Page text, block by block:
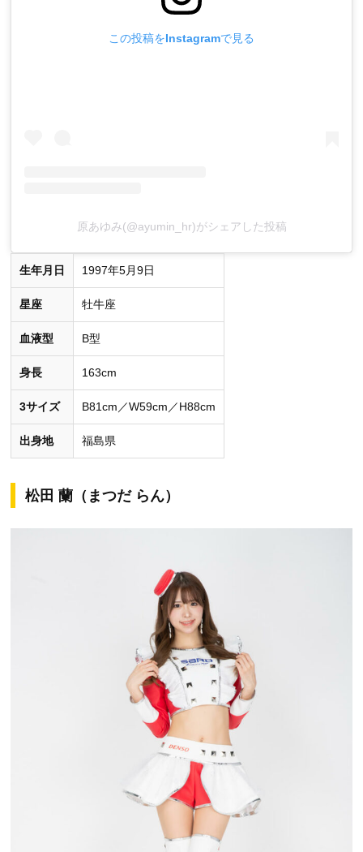
この投稿をInstagramで見る
原あゆみ(@ayumin_hr)がシェアした投稿
生年月日 1997年5月9日
星座 牡牛座
血液型 B型
身長 163cm
3サイズ B81cm／W59cm／H88cm
出身地 福島県
松田 蘭（まつだ らん）